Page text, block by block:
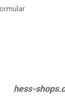
hess-